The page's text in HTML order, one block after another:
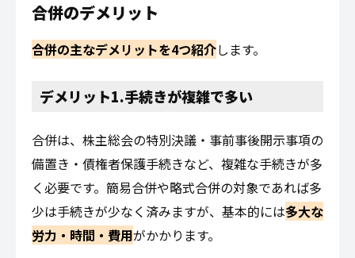
合併のデメリット
合併の主なデメリットを4つ紹介します。
デメリット1.手続きが複雑で多い
合併は、株主総会の特別決議・事前事後開示事項の
備置き・債権者保護手続きなど、複雑な手続きが多
く必要です。簡易合併や略式合併の対象であれば多
少は手続きが少なく済みますが、基本的には多大な
労力・時間・費用がかかります。